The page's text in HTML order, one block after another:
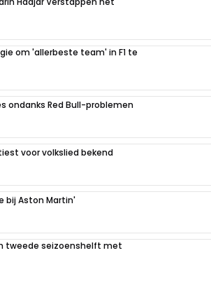
om 'allerbeste team' in F1 te
ondanks Red Bull-problemen
voor volkslied bekend
bij Aston Martin'
tweede seizoenshelft met